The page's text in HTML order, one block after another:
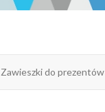
Zawieszki do prezentów